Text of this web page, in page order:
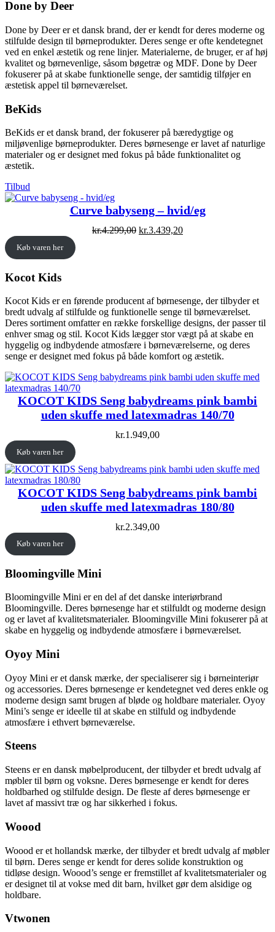
Done by Deer
Done by Deer er et dansk brand, der er kendt for deres moderne og
stilfulde design til børneprodukter. Deres senge er ofte kendetegnet
ved en enkel æstetik og rene linjer. Materialerne, de bruger, er af høj
kvalitet og børnevenlige, såsom bøgetræ og MDF. Done by Deer
fokuserer på at skabe funktionelle senge, der samtidig tilføjer en
æstetisk appel til børneværelset.
BeKids
BeKids er et dansk brand, der fokuserer på bæredygtige og
miljøvenlige børneprodukter. Deres børnesenge er lavet af naturlige
materialer og er designet med fokus på både funktionalitet og
æstetik.
Tilbud
på
Curve babyseng – hvid/eg
kr.4.299,00 Original
kr.3.439,20Current
Køb varen her
Kocot Kids
Kocot Kids er en førende producent af børnesenge, der tilbyder et
bredt udvalg af stilfulde og funktionelle senge til børneværelset.
Deres sortiment omfatter en række forskellige designs, der passer til
enhver smag og stil. Kocot Kids lægger stor vægt på at skabe en
hyggelig og indbydende atmosfære i børneværelserne, og deres
senge er designet med fokus på både komfort og æstetik.
KOCOT KIDS Seng babydreams pink bambi
uden skuffe med latexmadras 140/70
kr.1.949,00
Køb varen her
KOCOT KIDS Seng babydreams pink bambi
uden skuffe med latexmadras 180/80
kr.2.349,00
Køb varen her
Bloomingville Mini
Bloomingville Mini er en del af det danske interiørbrand
Bloomingville. Deres børnesenge har et stilfuldt og moderne design
og er lavet af kvalitetsmaterialer. Bloomingville Mini fokuserer på at
skabe en hyggelig og indbydende atmosfære i børneværelset.
Oyoy Mini
Oyoy Mini er et dansk mærke, der specialiserer sig i børneinteriør
og accessories. Deres børnesenge er kendetegnet ved deres enkle og
moderne design samt brugen af bløde og holdbare materialer. Oyoy
Mini’s senge er ideelle til at skabe en stilfuld og indbydende
atmosfære i ethvert børneværelse.
Steens
Steens er en dansk møbelproducent, der tilbyder et bredt udvalg af
møbler til børn og voksne. Deres børnesenge er kendt for deres
holdbarhed og stilfulde design. De fleste af deres børnesenge er
lavet af massivt træ og har sikkerhed i fokus.
Woood
Woood er et hollandsk mærke, der tilbyder et bredt udvalg af møbler
til børn. Deres senge er kendt for deres solide konstruktion og
tidløse design. Woood’s senge er fremstillet af kvalitetsmaterialer og
er designet til at vokse med dit barn, hvilket gør dem alsidige og
holdbare.
Vtwonen